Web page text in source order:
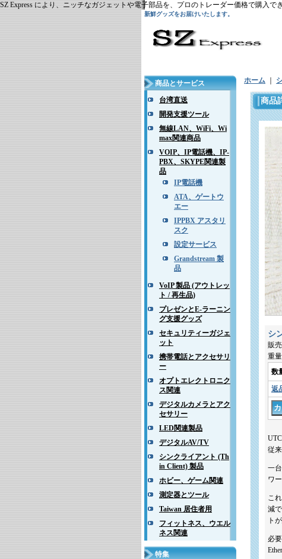
SZ Express により、ニッチなガジェットや電子部品を、プロのトレーダー価格で購入で
新鮮グッズをお届けいたします。
商品とサービス
台湾直送
開発支援ツール
無線LAN、WiFi、Wi
max関連商品
VOIP、IP電話機、IP-
PBX、SKYPE関連製
品
IP電話機
ATA、ゲートウ
エー
IPPBX アスタリ
スク
設定サービス
Grandstream 製
品
VoIP 製品 (アウトレッ
ト / 再生品)
プレゼンとE-ラーニン
グ支援グッズ
セキュリティーガジェ
ット
携帯電話とアクセサリ
ー
オプトエレクトロニク
ス関連
デジタルカメラとアク
セサリー
LED関連製品
デジタルAV/TV
シンクライアント (Th
in Client) 製品
ホビー、ゲーム関連
測定器とツール
Taiwan 居住者用
フィットネス、ウエル
ネス関連
特集
ホーム
商品
シ
販
重量
数
返
従
一
ワ
こ
減
ト
必